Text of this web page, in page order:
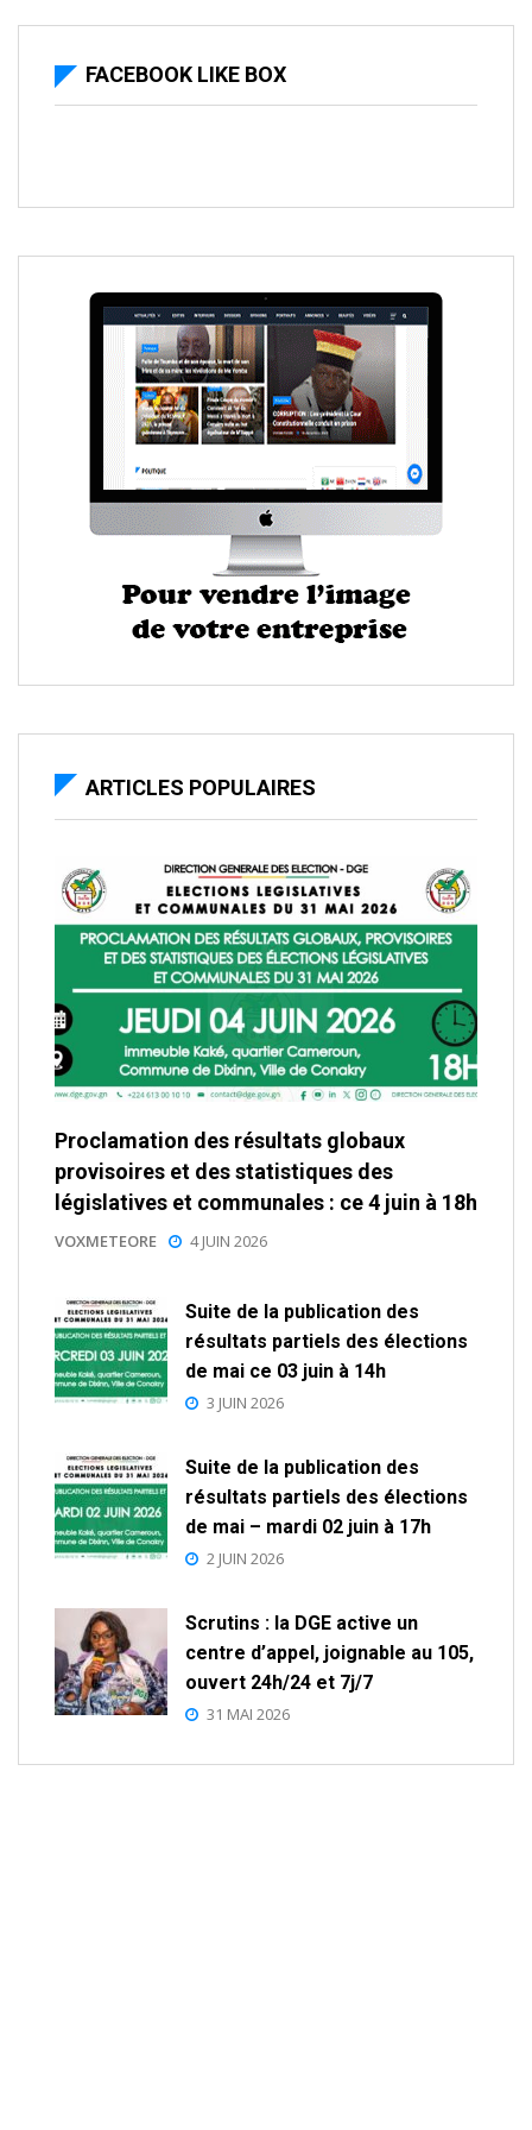
FACEBOOK LIKE BOX
ARTICLES POPULAIRES
Proclamation des résultats globaux
provisoires et des statistiques des
législatives et communales : ce 4 juin à 18h
VOXMETEORE 4 JUIN 2026
Suite de la publication des
résultats partiels des élections
de mai ce 03 juin à 14h
3 JUIN 2026
Suite de la publication des
résultats partiels des élections
de mai – mardi 02 juin à 17h
2 JUIN 2026
Scrutins : la DGE active un
centre d’appel, joignable au 105,
ouvert 24h/24 et 7j/7
31 MAI 2026